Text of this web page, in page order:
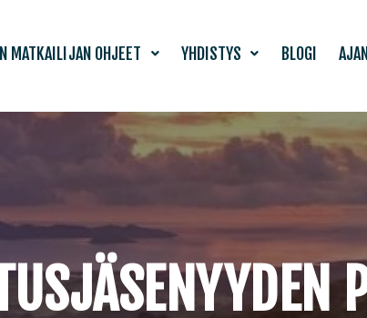
MATKAILIJAN OHJEET YHDISTYS BLOGI